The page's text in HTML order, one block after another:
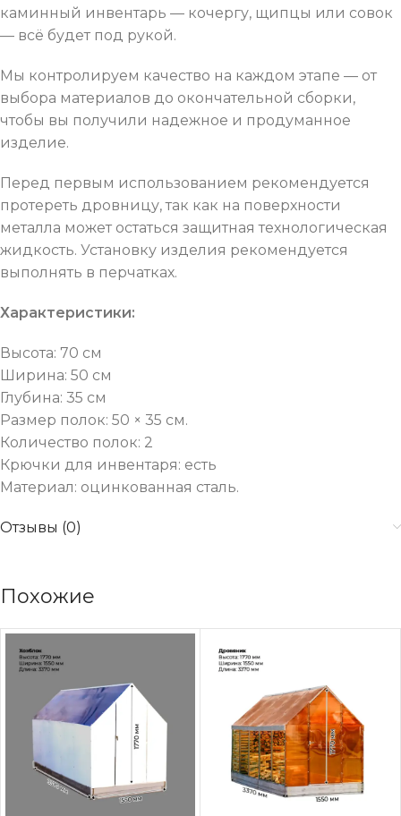
каминный инвентарь — кочергу, щипцы или совок
— всё будет под рукой.
Мы контролируем качество на каждом этапе — от
выбора материалов до окончательной сборки,
чтобы вы получили надежное и продуманное
изделие.
Перед первым использованием рекомендуется
протереть дровницу, так как на поверхности
металла может остаться защитная технологическая
жидкость. Установку изделия рекомендуется
выполнять в перчатках.
Характеристики:
Высота: 70 см
Ширина: 50 см
Глубина: 35 см
Размер полок: 50 × 35 см.
Количество полок: 2
Крючки для инвентаря: есть
Материал: оцинкованная сталь.
Отзывы (0)
Похожие